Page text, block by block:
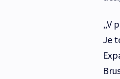
„V
Je